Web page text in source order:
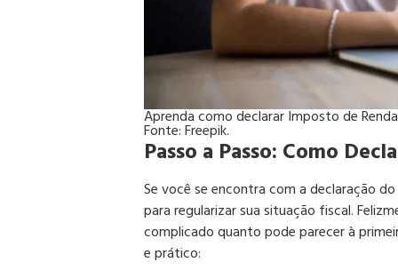
Aprenda como declarar Imposto de
Fonte: Freepik.
Passo a Passo: Como
Se você se encontra com a declaração
para regularizar sua situação fiscal.
complicado quanto pode parecer à
e prático: